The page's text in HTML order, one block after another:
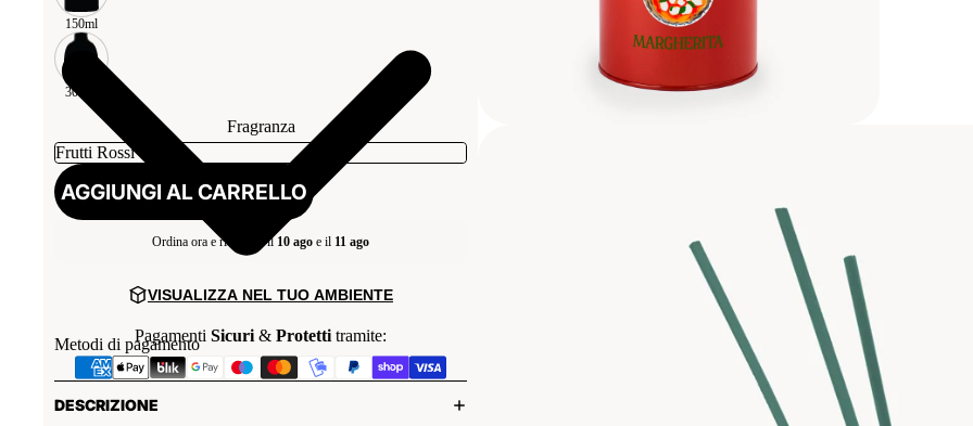
150ml
300ml
Fragranza
AGGIUNGI AL CARRELLO
Ordina ora e ricevi tra il 10 ago e il 11 ago
VISUALIZZA NEL TUO AMBIENTE
Pagamenti Sicuri & Protetti tramite:
Metodi di pagamento
DESCRIZIONE